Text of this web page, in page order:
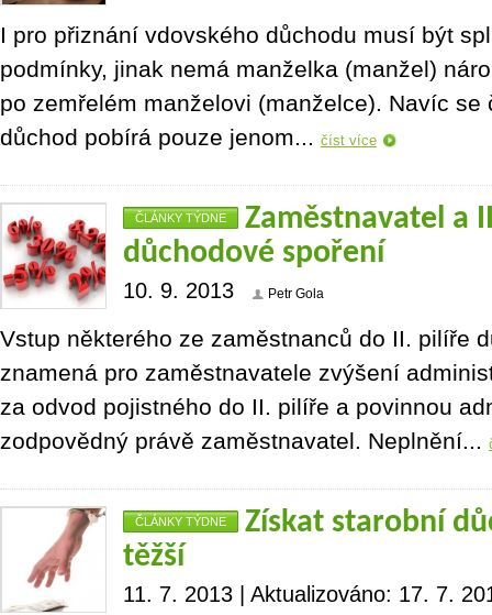
I pro přiznání vdovského důchodu musí být
podmínky, jinak nemá manželka (manžel)
po zemřelém manželovi (manželce). Navíc se
důchod pobírá pouze jenom... číst více
ČLÁNKY TÝDNE
Zaměstnavatel a
důchodové spoření
10. 9. 2013 Petr Gola
Vstup některého ze zaměstnanců do II. pilíře
znamená pro zaměstnavatele zvýšení
za odvod pojistného do II. pilíře a povinnou
zodpovědný právě zaměstnavatel. Neplnění...
ČLÁNKY TÝDNE
Získat starobní
těžší
11. 7. 2013 | Aktualizováno: 17. 7.